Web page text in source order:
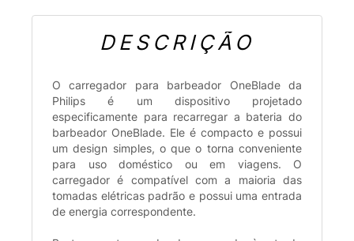
DESCRIÇÃO
O carregador para barbeador OneBlade da
Philips é um dispositivo projetado
especificamente para recarregar a bateria do
barbeador OneBlade. Ele é compacto e possui
um design simples, o que o torna conveniente
para uso doméstico ou em viagens. O
carregador é compatível com a maioria das
tomadas elétricas padrão e possui uma entrada
de energia correspondente.